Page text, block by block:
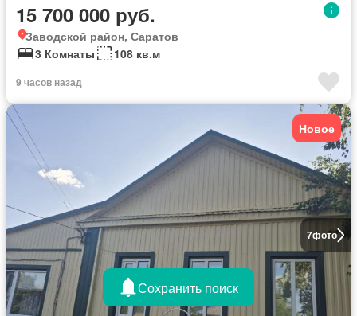
15 700 000 руб.
Заводской район, Саратов
3 Комнаты
108 кв.м
9 часов назад
7фото
Новое
Сохранить поиск